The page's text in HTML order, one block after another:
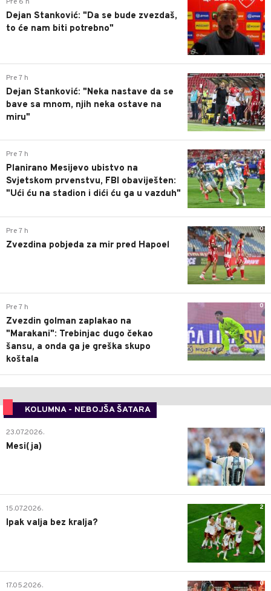
Dejan Stanković: "Da se bude zvezdaš,
to će nam biti potrebno"
0
Pre 7 h
Dejan Stanković: "Neka nastave da se
bave sa mnom, njih neka ostave na
miru"
0
Pre 7 h
Planirano Mesijevo ubistvo na
Svjetskom prvenstvu, FBI obaviješten:
"Ući ću na stadion i dići ću ga u vazduh"
0
Pre 7 h
Zvezdina pobjeda za mir pred Hapoel
0
Pre 7 h
Zvezdin golman zaplakao na
"Marakani": Trebinjac dugo čekao
šansu, a onda ga je greška skupo
koštala
KOLUMNA - NEBOJŠA ŠATARA
0
23.07.2026.
Mesi(ja)
2
15.07.2026.
Ipak valja bez kralja?
0
17.05.2026.